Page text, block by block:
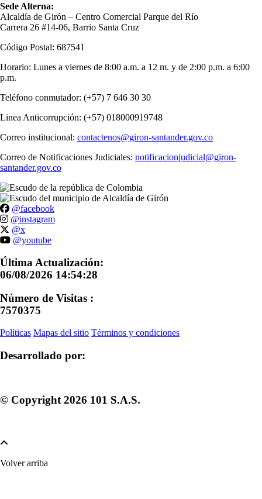
Sede Alterna:
Alcaldía de Girón – Centro Comercial Parque del Río
Carrera 26 #14-06, Barrio Santa Cruz
Código Postal: 687541
Horario: Lunes a viernes de 8:00 a.m. a 12 m. y de 2:00 p.m. a 6:00
p.m.
Teléfono conmutador: (+57) 7 646 30 30
Linea Anticorrupción: (+57) 018000919748
Correo institucional: contactenos@giron-santander.gov.co
Correo de Notificaciones Judiciales: notificacionjudicial@giron-
santander.gov.co
@facebook
@instagram
@x
@youtube
Última Actualización:
06/08/2026 14:54:28
Número de Visitas :
7570375
Políticas Mapas del sitio Términos y condiciones
Desarrollado por:
© Copyright 2026 101 S.A.S.
Volver arriba